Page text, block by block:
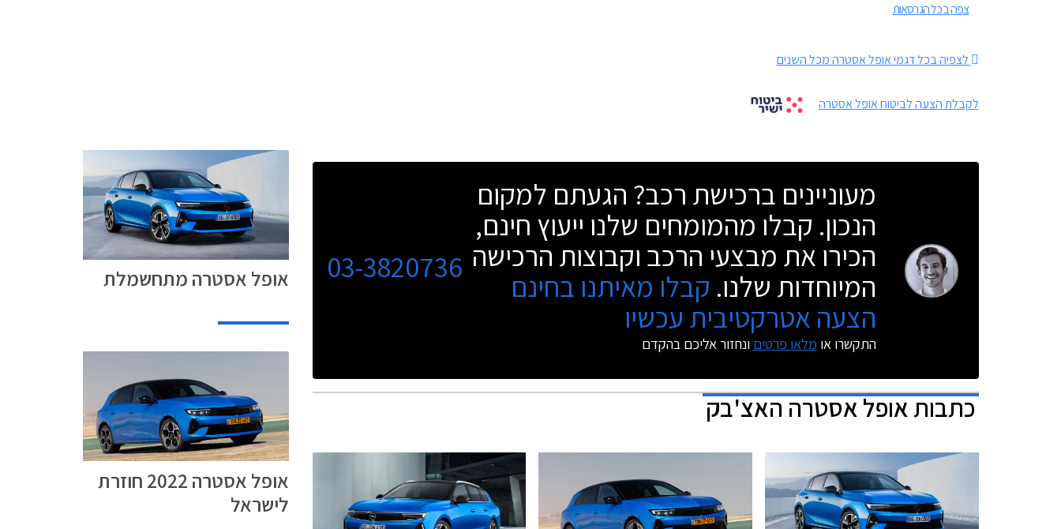
צפה בכל הגרסאות
לצפיה בכל דגמי אופל אסטרה מכל השנים
לקבלת הצעה לביטוח אופל אסטרה
מעוניינים ברכישת רכב? הגעתם למקום
הנכון. קבלו מהמומחים שלנו ייעוץ חינם,
הכירו את מבצעי הרכב וקבוצות הרכישה
המיוחדות שלנו. קבלו מאיתנו בחינם
הצעה אטרקטיבית עכשיו
התקשרו או מלאו פרטים ונחזור אליכם בהקדם
03-3820736
כתבותאופל אסטרה האצ'בק
אופל אסטרה מתחשמלת
אופל אסטרה 2022 חוזרת
לישראל